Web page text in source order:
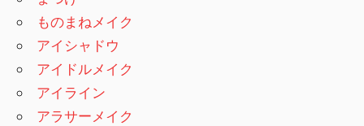
ものまねメイク
アイシャドウ
アイドルメイク
アイライン
アラサーメイク